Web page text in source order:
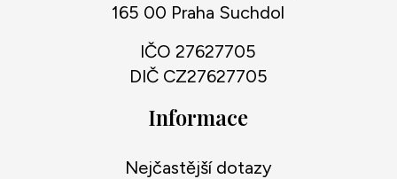
165 00 Praha Suchdol
IČO 27627705
DIČ CZ27627705
Informace
Nejčastější dotazy